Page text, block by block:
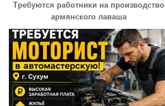
Требуются работники на производство
армянского лаваша